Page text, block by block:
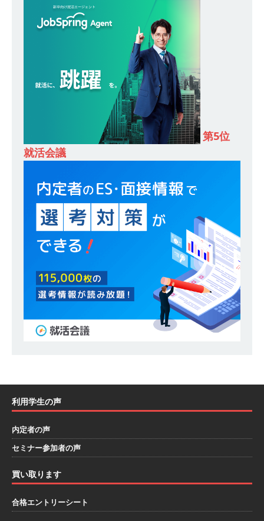
し 】 食品・生鮮業界に特化した人材紹介サービ
スを提供するベンチャー企業 ｜ 設立から毎年黒
字経営。売上は常に右肩上がり ｜ 未経験から営
業として成長・収入アップが目指せる環境 ｜ オ
イシル
体育会積極採用企業
[ 2026年5月13日 ] 【 28卒 ｜ トップ企業内定の
登竜門!! 満足度98％のインターン 】 東京勤務・
るベンチャー企業 ｜ 新卒2年目で1,000万円越え
目指せる!! ｜ データX
[ 2026年5月13日 ]
【 28卒 ｜ 仕事の全容を知れ
るオープンカンパニー 】 大林グループ ｜ 全国規
模の重要施設の建設に携わるサブコン ｜ 環境保
全や脱炭素社会の実現にも貢献 ｜ 初任給28万
+各手当 ｜ 年間休日125日 ｜ オーク設備工業
体育会積極採用企業
合建設会社（ゼネコン） ｜ 充実の福利厚生・資
し 】 自動車生産に欠かせない部品を独自のノウ
第5位
就活会議
利用学生の声
内定者の声
セミナー参加者の声
買い取ります
合格エントリーシート